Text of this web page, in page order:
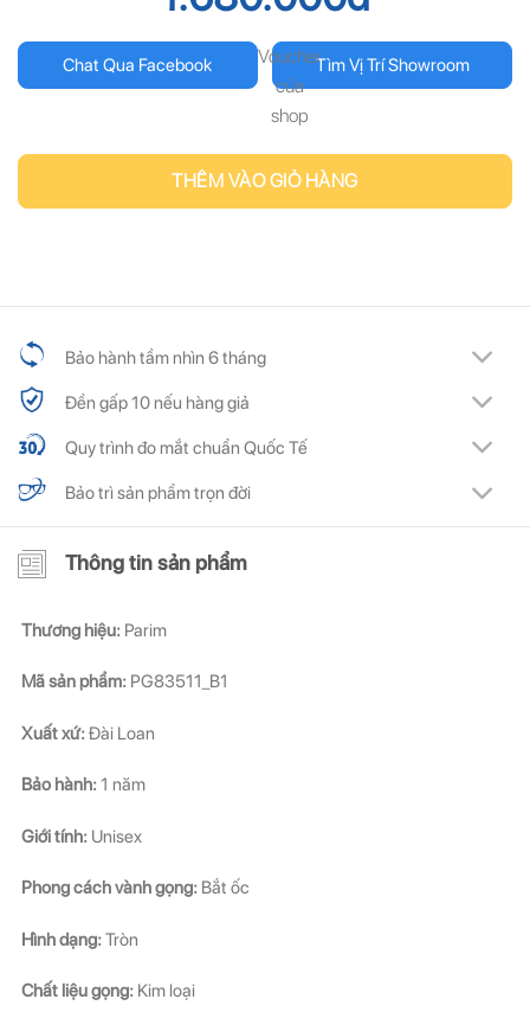
Chat Qua Facebook Tìm Vị Trí Showroom
Voucher
của
shop
THÊM VÀO GIỎ HÀNG
Bảo hành tầm nhìn 6 tháng
Đền gấp 10 nếu hàng giả
Quy trình đo mắt chuẩn Quốc Tế
Bảo trì sản phẩm trọn đời
Thông tin sản phẩm
Thương hiệu: Parim
Mã sản phẩm: PG83511_B1
Xuất xứ:Đài Loan
Bảo hành:1 năm
Giới tính: Unisex
Phong cách vành gọng: Bắt ốc
Hình dạng:Tròn
Chất liệu gọng: Kim loại
(Vui lòng check thư mục Promotion hoặc Spam nếu bạn không thấy email từ Hải
(Vui lòng check thư mục Promotion hoặc Spam nếu bạn không thấy email từ Hải